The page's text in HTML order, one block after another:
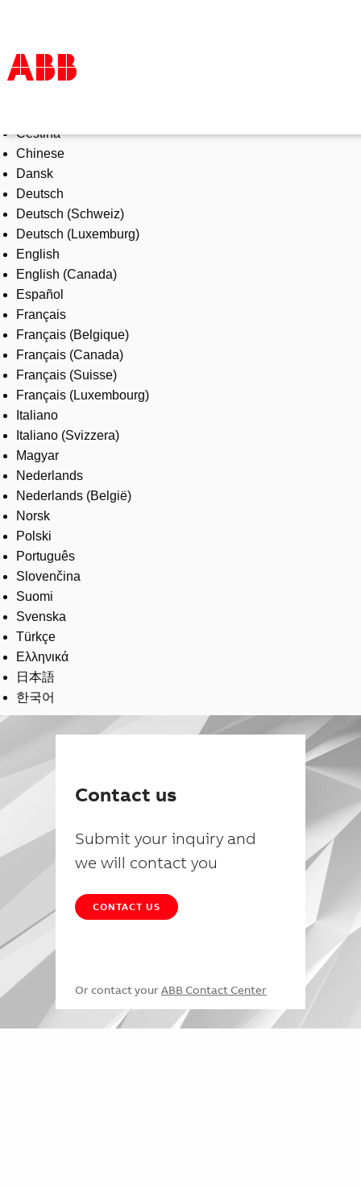
Products & Solutions
Industries
Services
About us
Where to buy
Contact us
Careers
Čeština
Chinese
Dansk
Deutsch
Deutsch (Schweiz)
Deutsch (Luxemburg)
English
English (Canada)
Español
Français
Français (Belgique)
Français (Canada)
Français (Suisse)
Français (Luxembourg)
Italiano
Italiano (Svizzera)
Magyar
Nederlands
Nederlands (België)
Norsk
Polski
Português
Slovenčina
Suomi
Svenska
Türkçe
Ελληνικά
日本語
한국어
Contact us
Submit your inquiry and
we will contact you
CONTACT US
Or contact your ABB Contact Center